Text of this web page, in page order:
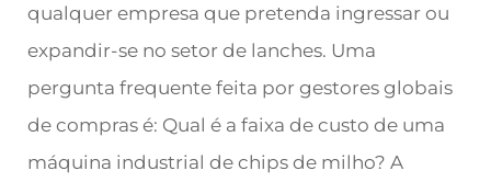
qualquer empresa que pretenda ingressar ou
expandir-se no setor de lanches. Uma
pergunta frequente feita por gestores globais
de compras é: Qual é a faixa de custo de uma
máquina industrial de chips de milho? A